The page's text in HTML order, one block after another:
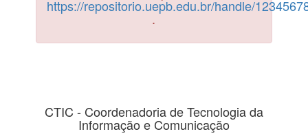
https://repositorio.uepb.edu.br/handle/
.
CTIC - Coordenadoria de Tecnologia da
Informação e Comunicação